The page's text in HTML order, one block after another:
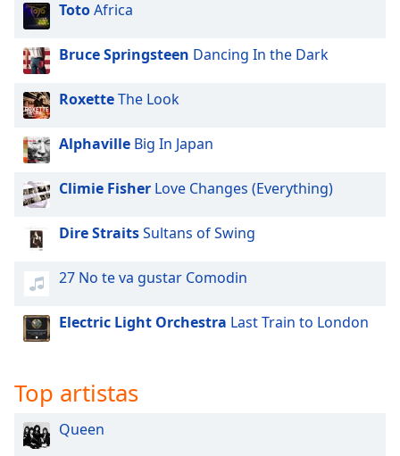
Caption
Area
Color
Opacity
Font
Text
Edge
Family
TotoAfrica
Bruce Springsteen Dancing In the Dark
RoxetteThe Look
Alphaville Big In Japan
Climie Fisher Love Changes (Everything)
Dire StraitsSultans of Swing
27 No te va gustar Comodin
Electric Light Orchestra Last Train to London
Top artistas
Queen